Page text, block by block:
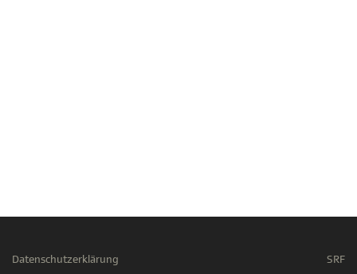
Datenschutzerklärung
SRF